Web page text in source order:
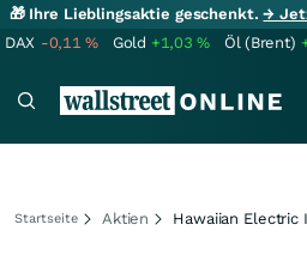
🎁 Ihre Lieblingsaktie geschenkt.→
DAX -0,11% Gold +1,03% Öl (Brent)
Startseite Aktien Hawaiian